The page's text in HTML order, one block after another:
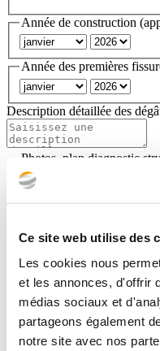
Ce site web utilise des
Les cookies nous
et les annonces, d'offrir
médias sociaux et
partageons également
notre site avec nos
Année de construction
Année des premières
Description détaillée des
Photos, plan diagnostic
permettra de mieux
PNG, DOC et PDF sont
Adresse de